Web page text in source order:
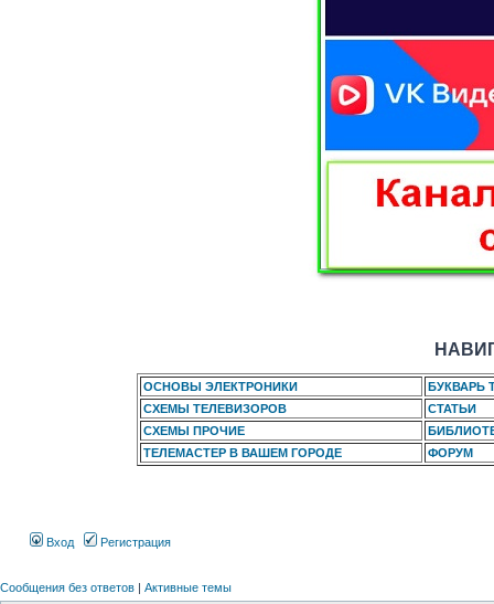
ОСНОВЫ ЭЛЕКТРОНИКИ
БУКВАРЬ
СХЕМЫ ТЕЛЕВИЗОРОВ
СТАТЬИ
СХЕМЫ ПРОЧИЕ
ТЕЛЕМАСТЕР В ВАШЕМ ГОРОДЕ
ФОРУМ
Вход Регистрация
Сообщения без ответов | Активные темы